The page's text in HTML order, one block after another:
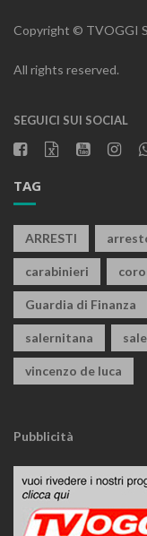
Copyright © TVOGGI
All rights reserved.
SEGUICI SUI SOCIAL
TAG
ARRESTI
carabinieri
Guardia di Finanza
salernitana
vincenzo de luca
Pubblicità